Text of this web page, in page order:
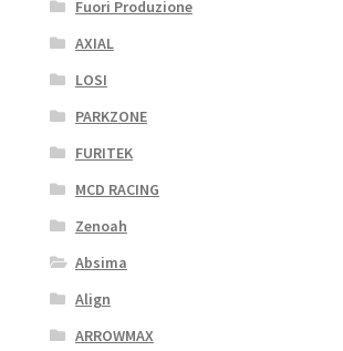
Fuori Produzione
AXIAL
LOSI
PARKZONE
FURITEK
MCD RACING
Zenoah
Absima
Align
ARROWMAX